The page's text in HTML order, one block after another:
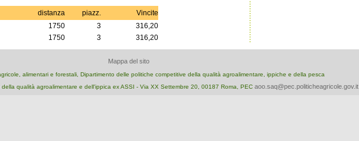
distanza piazz.
Vincite
1750 3
316,20
1750 3 316,20
Mappa del sito
alimentari e forestali, Dipartimento delle politiche competitive della qualità agroalimentare, ippiche e della pesca
qualità agroalimentare e dell'ippica ex ASSI - Via XX Settembre 20, 00187 Roma, PEC aoo.saq@pec.politicheagricole.gov.it